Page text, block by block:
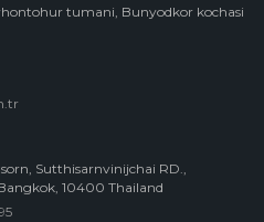
tumani, Bunyodkor kochasi
Sutthisarnvinijchai RD.,
10400 Thailand